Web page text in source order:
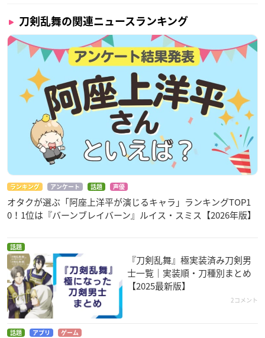
刀剣乱舞の関連ニュースランキング
ランキング アンケート 話題 声優
オタクが選ぶ「阿座上洋平が演じるキャラ」ランキングTOP1
0！1位は『バーンブレイバーン』ルイス・スミス【2026年版】
話題
『刀剣乱舞』極実装済み刀剣男
士一覧｜実装順・刀種別まとめ
【2025最新版】
2コメント
話題 アプリ ゲーム